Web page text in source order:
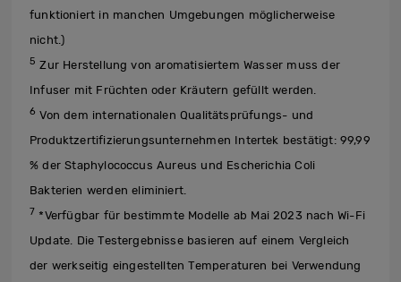
funktioniert in manchen Umgebungen möglicherweise
nicht.)
5 Zur Herstellung von aromatisiertem Wasser muss der
Infuser mit Früchten oder Kräutern gefüllt werden.
6 Von dem internationalen Qualitätsprüfungs- und
Produktzertifizierungsunternehmen Intertek bestätigt: 99,99
% der Staphylococcus Aureus und Escherichia Coli
Bakterien werden eliminiert.
7 *Verfügbar für bestimmte Modelle ab Mai 2023 nach Wi-Fi
Update. Die Testergebnisse basieren auf einem Vergleich
der werkseitig eingestellten Temperaturen bei Verwendung